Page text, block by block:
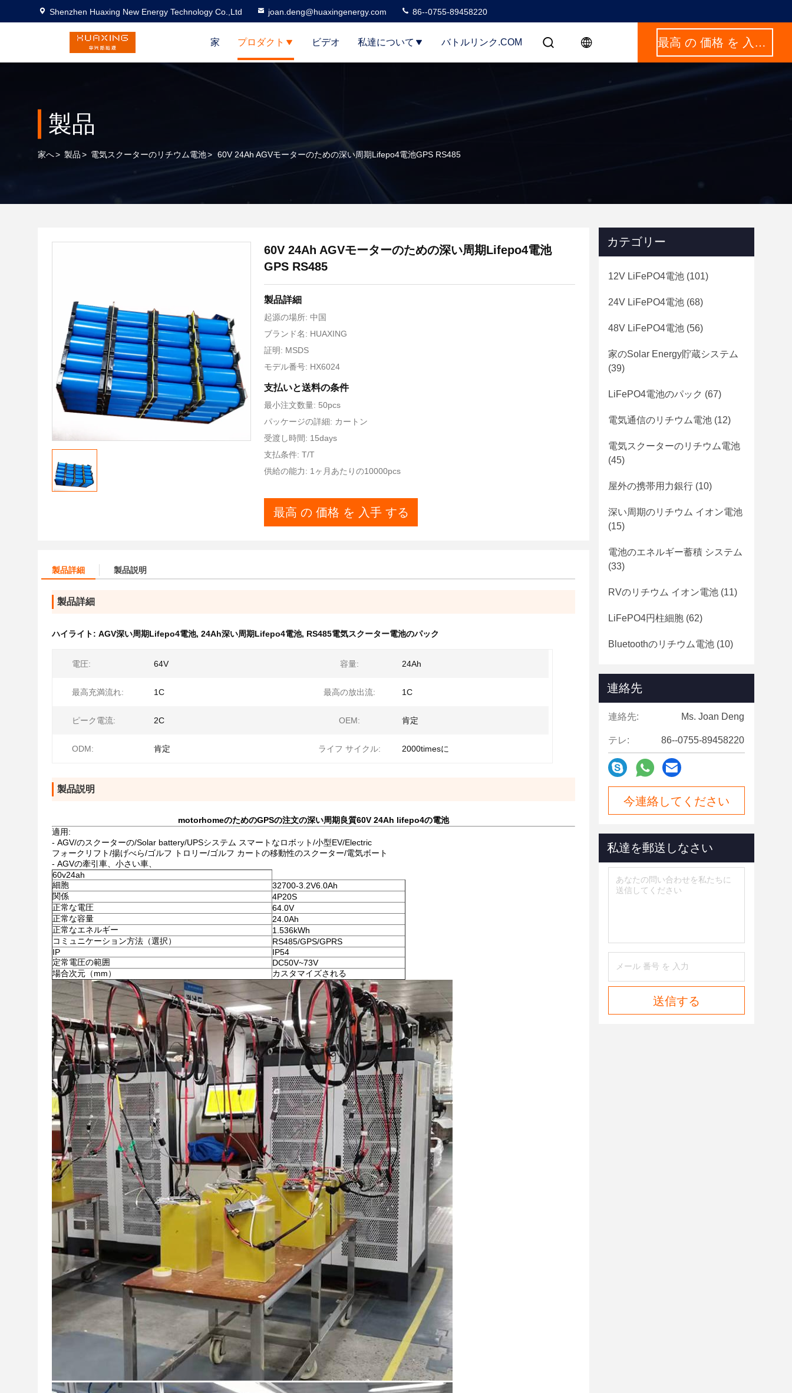
Shenzhen Huaxing New Energy Technology Co.,Ltd joan.deng@huaxingenergy.com 86--0755-89458220
家 プロダクト ビデオ 私達について バトルリンク.COM 最高 の 価格 を 入手 する
製品
家へ> 製品> 電気スクーターのリチウム電池> 60V 24Ah AGVモーターのための深い周期Lifepo4電池GPS RS485
60V 24Ah AGVモーターのための深い周期Lifepo4電池
GPS RS485
製品詳細
起源の場所: 中国
ブランド名: HUAXING
証明: MSDS
モデル番号: HX6024
支払いと送料の条件
最小注文数量: 50pcs
パッケージの詳細: カートン
受渡し時間: 15days
支払条件: T/T
供給の能力: 1ヶ月あたりの10000pcs
最高 の 価格 を 入手 する
製品詳細 製品説明
製品詳細
ハイライト: AGV深い周期Lifepo4電池, 24Ah深い周期Lifepo4電池, RS485電気スクーター電池のパック
電圧: 64V 容量: 24Ah
最高充満流れ: 1C 最高の放出流: 1C
ピーク電流: 2C OEM: 肯定
ODM: 肯定 ライフ サイクル: 2000timesに
製品説明
motorhomeのためのGPSの注文の深い周期良質60V 24Ah lifepo4の電池
適用:
- AGV/のスクーターの/Solar battery/UPSシステム スマートなロボット/小型EV/Electric
フォークリフト/揚げべら/ゴルフ トロリー/ゴルフ カートの移動性のスクーター/電気ボート
- AGVの牽引車、小さい車、
60v24ah
細胞
32700-3.2V6.0Ah
関係
4P20S
正常な電圧
64.0V
正常な容量
24.0Ah
正常なエネルギー
1.536kWh
コミュニケーション方法（選択）
RS485/GPS/GPRS
IP
IP54
定常電圧の範囲
DC50V~73V
場合次元（mm）
カスタマイズされる
カテゴリー
12V LiFePO4電池 (101)
24V LiFePO4電池 (68)
48V LiFePO4電池 (56)
家のSolar Energy貯蔵システム
(39)
LiFePO4電池のパック (67)
電気通信のリチウム電池 (12)
電気スクーターのリチウム電池
(45)
屋外の携帯用力銀行 (10)
深い周期のリチウム イオン電池
(15)
電池のエネルギー蓄積 システム
(33)
RVのリチウム イオン電池 (11)
LiFePO4円柱細胞 (62)
Bluetoothのリチウム電池 (10)
連絡先
連絡先: Ms. Joan Deng
テレ: 86--0755-89458220
今連絡してください
私達を郵送しなさい
送信する